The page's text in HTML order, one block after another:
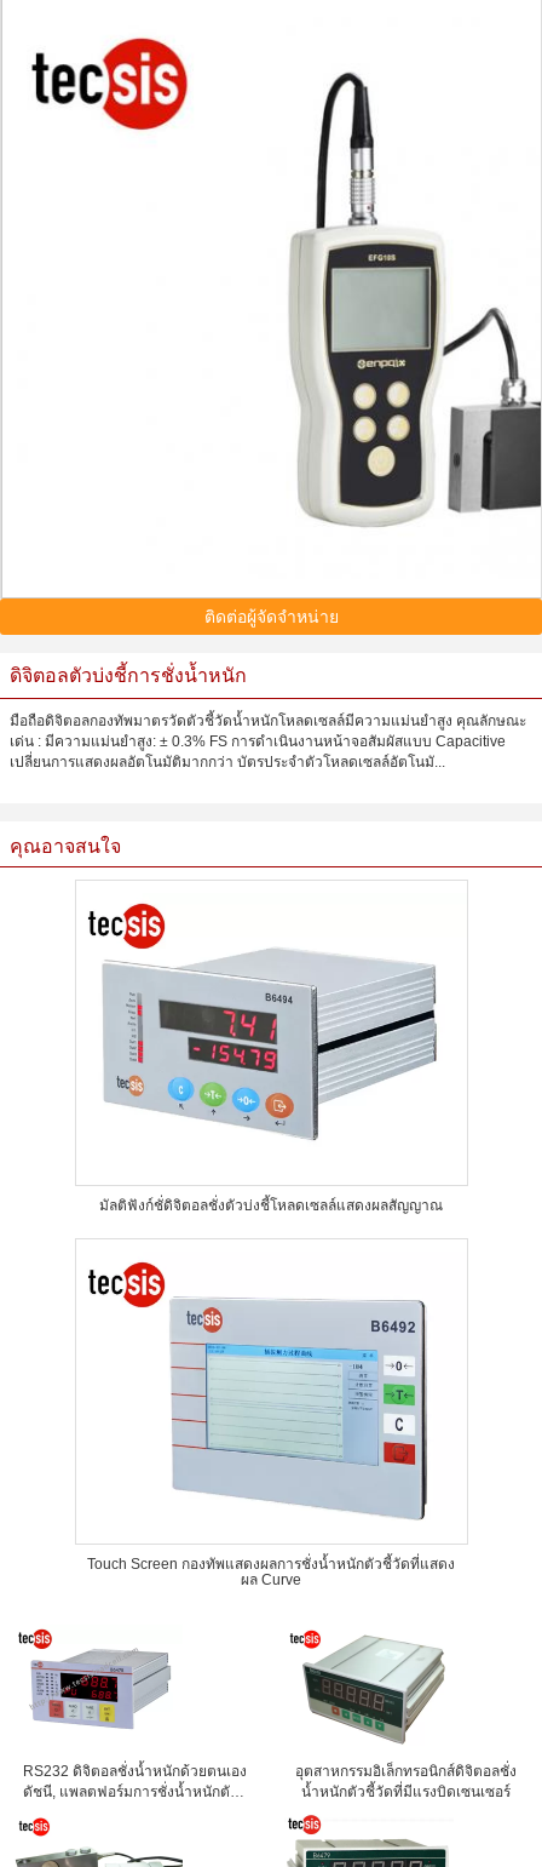
ติดต่อผู้จัดจำหน่าย
ดิจิตอลตัวบ่งชี้การชั่งน้ำหนัก
มือถือดิจิตอลกองทัพมาตรวัดตัวชี้วัดน้ำหนักโหลดเซลล์มีความแม่นยำสูง คุณลักษณะ
เด่น : มีความแม่นยำสูง: ± 0.3% FS การดำเนินงานหน้าจอสัมผัสแบบ Capacitive
เปลี่ยนการแสดงผลอัตโนมัติมากกว่า บัตรประจำตัวโหลดเซลล์อัตโนมั...
คุณอาจสนใจ
มัลติฟังก์ชั่ดิจิตอลชั่งตัวบ่งชี้โหลดเซลล์แสดงผลสัญญาณ
Touch Screen กองทัพแสดงผลการชั่งน้ำหนักตัวชี้วัดที่แสดง
ผล Curve
RS232 ดิจิตอลชั่งน้ำหนักด้วยตนเอง
ดัชนี, แพลตฟอร์มการชั่งน้ำหนักตัวชี้
อุตสาหกรรมอิเล็กทรอนิกส์ดิจิตอลชั่ง
น้ำหนักตัวชี้วัดที่มีแรงบิดเซนเซอร์